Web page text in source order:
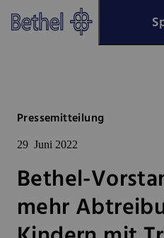
Zum Hauptinhalt springen
Zur Fußzeile springen
Pressemitteilung
29 Juni 2022
Bethel-
mehr